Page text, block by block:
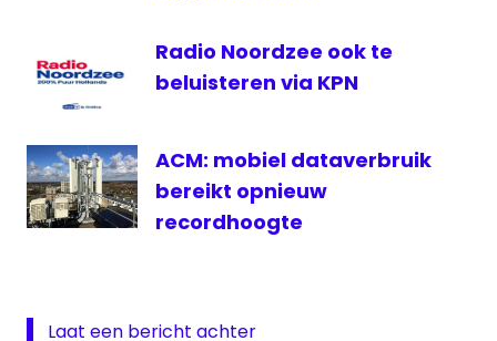
Radio Noordzee ook te
beluisteren via KPN
ACM: mobiel dataverbruik
bereikt opnieuw
recordhoogte
Laat een bericht achter